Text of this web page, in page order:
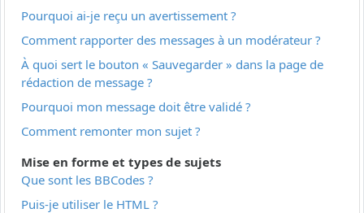
Pourquoi ai-je reçu un avertissement ?
Comment rapporter des messages à un modérateur ?
À quoi sert le bouton « Sauvegarder » dans la page de
rédaction de message ?
Pourquoi mon message doit être validé ?
Comment remonter mon sujet ?
Mise en forme et types de sujets
Que sont les BBCodes ?
Puis-je utiliser le HTML ?